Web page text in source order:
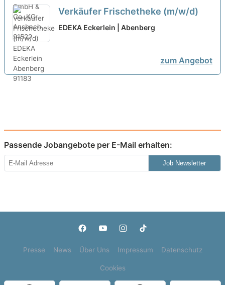
Verkäufer Frischetheke (m/w/d)
EDEKA Eckerlein | Abenberg
zum Angebot
Passende Jobangebote per E-Mail erhalten:
Job Newsletter
Presse News Über Uns Impressum Datenschutz
Cookies